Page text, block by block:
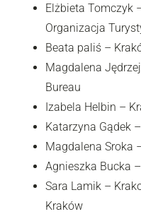
Elżbieta Tomczyk
Organizacja
Beata paliś –
Magdalena
Bureau
Izabela Helbin –
Katarzyna Gądek
Magdalena Sroka
Agnieszka Bucka
Sara Lamik –
Kraków